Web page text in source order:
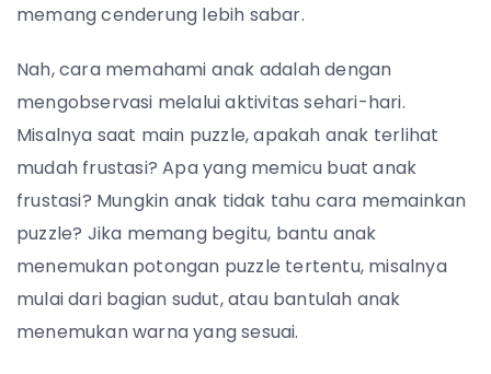
memang cenderung lebih sabar.
Nah, cara memahami anak adalah dengan
mengobservasi melalui aktivitas sehari-hari.
Misalnya saat main puzzle, apakah anak terlihat
mudah frustasi? Apa yang memicu buat anak
frustasi? Mungkin anak tidak tahu cara memainkan
puzzle? Jika memang begitu, bantu anak
menemukan potongan puzzle tertentu, misalnya
mulai dari bagian sudut, atau bantulah anak
menemukan warna yang sesuai.